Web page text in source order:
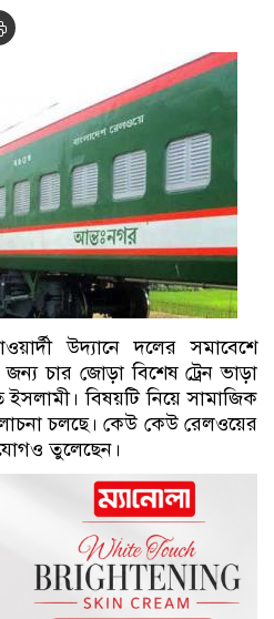
উদ্যানে দলের সমাবেশে
চার জোড়া বিশেষ ট্রেন ভাড়া
ইসলামী। বিষয়টি নিয়ে সামাজিক
চলছে। কেউ কেউ রেলওয়ের
তুলেছেন।